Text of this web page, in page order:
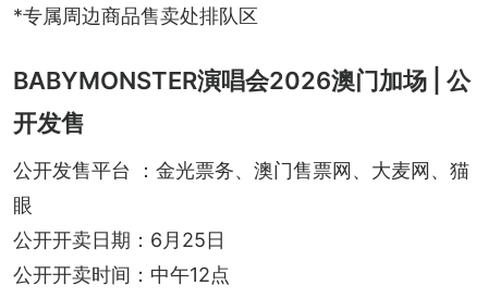
*专属周边商品售卖处排队区
BABYMONSTER演唱会2026澳门加场 | 公
开发售
公开发售平台 ：金光票务、澳门售票网、大麦网、猫
眼
公开开卖日期：6月25日
公开开卖时间：中午12点